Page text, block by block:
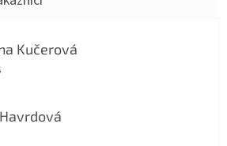
Kučerová
obchodu je 5 z 5 hvězdiček.
obchodu je 5 z 5 hvězdiček.